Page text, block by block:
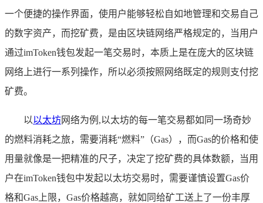
一个便捷的操作界面，使用户能够轻松自如地管理和交易自己
的数字资产，而挖矿费，是由区块链网络严格规定的，当用户
通过imToken钱包发起一笔交易时，本质上是在庞大的区块链
网络上进行一系列操作，所以必须按照网络既定的规则支付挖
矿费。
以以太坊网络为例,以太坊的每一笔交易都如同一场奇妙
的燃料消耗之旅，需要消耗“燃料”（Gas），而Gas的价格和使
用量就像是一把精准的尺子，决定了挖矿费的具体数额，当用
户在imToken钱包中发起以太坊交易时，需要谨慎设置Gas价
格和Gas上限，Gas价格越高，就如同给矿工送上了一份丰厚